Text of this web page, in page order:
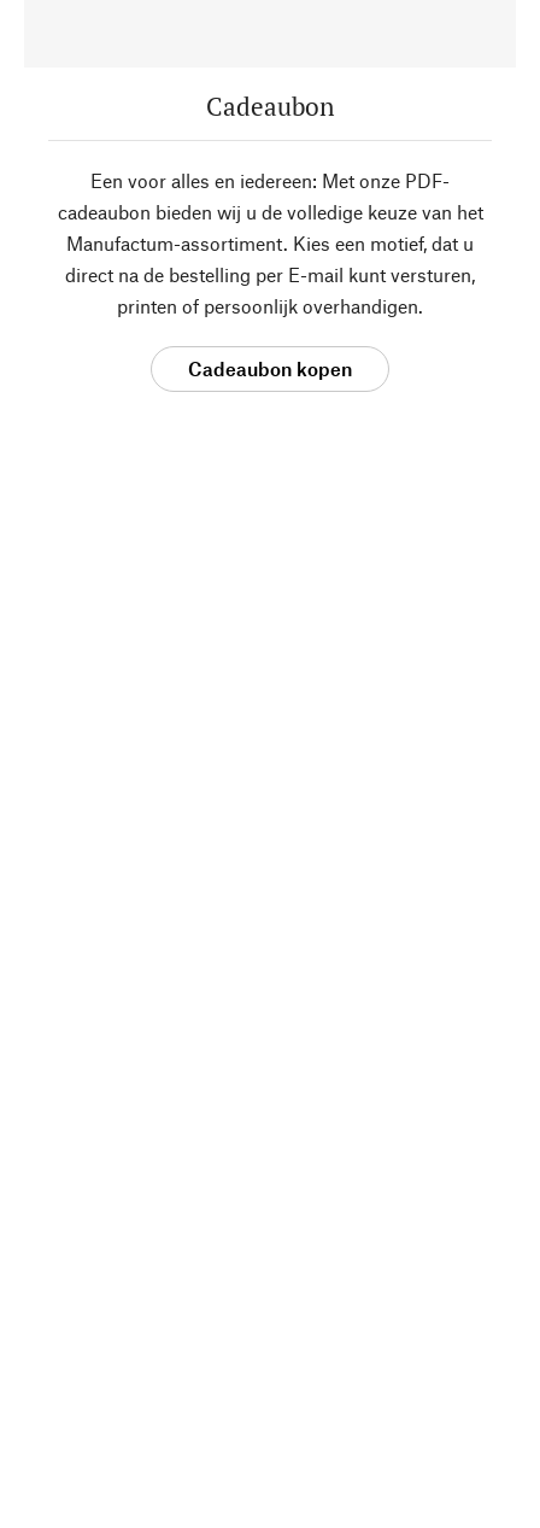
Cadeaubon
Een voor alles en iedereen: Met onze PDF-
cadeaubon bieden wij u de volledige keuze van het
Manufactum-assortiment. Kies een motief, dat u
direct na de bestelling per E-mail kunt versturen,
printen of persoonlijk overhandigen.
Cadeaubon kopen